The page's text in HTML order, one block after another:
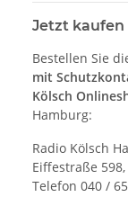
Jetzt kaufen
Bestellen Sie
mit
Kölsch
Hamburg:
Radio Kölsch
Eiffestraße
Telefon 040 /